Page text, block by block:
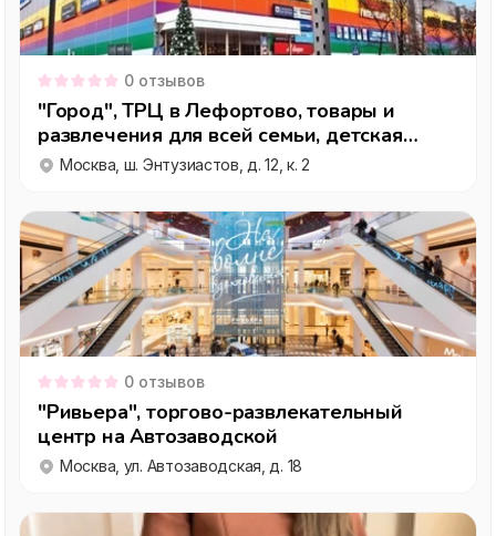
0 отзывов
"Город", ТРЦ в Лефортово, товары и
развлечения для всей семьи, детская
комната
Москва, ш. Энтузиастов, д. 12, к. 2
0 отзывов
"Ривьера", торгово-развлекательный
центр на Автозаводской
Москва, ул. Автозаводская, д. 18